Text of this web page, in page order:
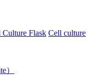
Flask Cell culture
）